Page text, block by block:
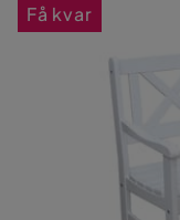
Få kvar